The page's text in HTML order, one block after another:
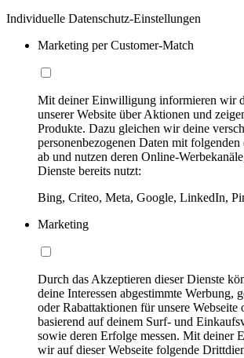
Individuelle Datenschutz-Einstellungen
Marketing per Customer-Match
Mit deiner Einwilligung informieren wir
unserer Website über Aktionen und
Produkte. Dazu gleichen wir deine
personenbezogenen Daten mit
ab und nutzen deren Online-
Dienste bereits nutzt:
Bing, Criteo, Meta, Google, LinkedIn,
Marketing
Durch das Akzeptieren dieser Dienste
deine Interessen abgestimmte Werbung,
oder Rabattaktionen für unsere Webseite
basierend auf deinem Surf- und
sowie deren Erfolge messen. Mit deiner
wir auf dieser Webseite folgende